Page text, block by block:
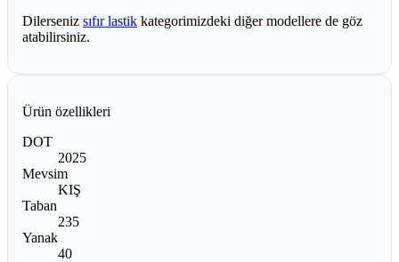
Dilerseniz sıfır lastik kategorimizdeki diğer modellere de göz
atabilirsiniz.
Ürün özellikleri
DOT
2025
Mevsim
KIŞ
Taban
235
Yanak
40